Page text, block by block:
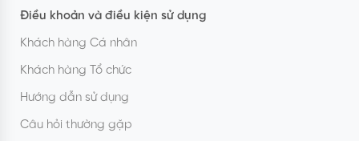
Điều khoản và điều kiện sử dụng
Khách hàng Cá nhân
Khách hàng Tổ chức
Hướng dẫn sử dụng
Câu hỏi thường gặp